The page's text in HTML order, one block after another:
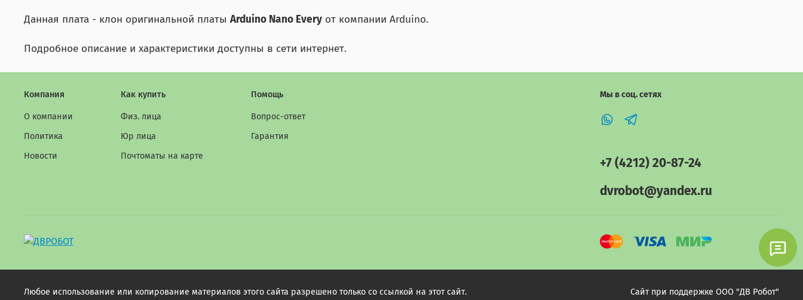
Данная плата - клон оригинальной платы Arduino Nano Every от компании Arduino.
Подробное описание и характеристики доступны в сети интернет.
Компания
О компании
Политика
Новости
Как купить
Физ. лица
Юр лица
Почтоматы на карте
Помощь
Вопрос-ответ
Гарантия
Мы в соц. сетях
+7 (4212) 20-87-24
dvrobot@yandex.ru
Любое использование или копирование материалов этого сайта разрешено только со ссылкой на этот сайт. Сайт при поддержке ООО "ДВ Робот"